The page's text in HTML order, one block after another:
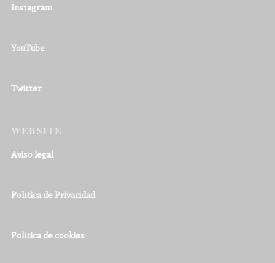
Instagram
YouTube
Twitter
WEBSITE
Aviso legal
Política de Privacidad
Política de cookies